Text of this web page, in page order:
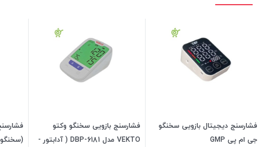
فشارسنج دیجیتال بازویی سخنگو
جی ام پی GMP
فشارسنج بازویی سخنگو وکتو
VEKTO مدل DBP-6181 ( آدابتور -